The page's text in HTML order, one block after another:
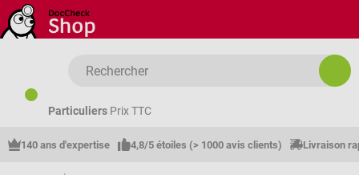
Passer au contenu principal
Particuliers Prix TTC
140 ans d'expertise 4,8/5 étoiles (> 1000 avis clients) Livraison